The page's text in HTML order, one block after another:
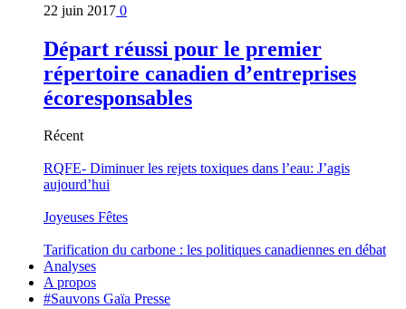
22 juin 2017 0
Départ réussi pour le premier
répertoire canadien d’entreprises
écoresponsables
Récent
RQFE- Diminuer les rejets toxiques dans l’eau: J’agis
aujourd’hui
Joyeuses Fêtes
Tarification du carbone : les politiques canadiennes en débat
Analyses
A propos
#Sauvons Gaïa Presse